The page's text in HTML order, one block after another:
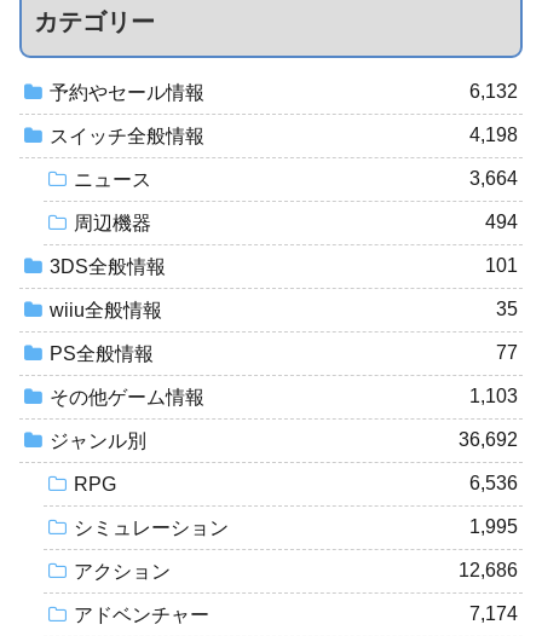
カテゴリー
予約やセール情報 6,132
スイッチ全般情報 4,198
ニュース 3,664
周辺機器 494
3DS全般情報 101
wiiu全般情報 35
PS全般情報 77
その他ゲーム情報 1,103
ジャンル別 36,692
RPG 6,536
シミュレーション 1,995
アクション 12,686
アドベンチャー 7,174